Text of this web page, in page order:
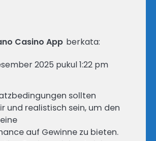
Casino App berkata:
2025 pukul 1:22 pm
sollten
und realistisch sein, um den
auf Gewinne zu bieten.